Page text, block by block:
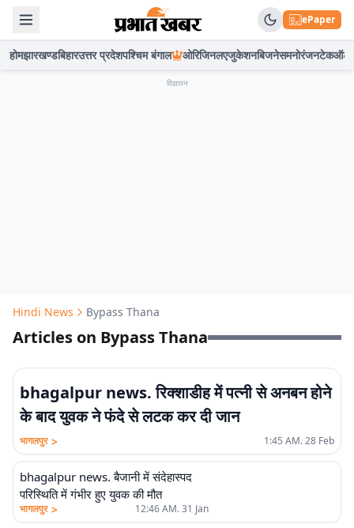
ePaper
होमझारखण्डबिहारउत्तर प्रदेशपश्चिम बंगाल ओरिजिनलएजुकेशनबिजनेसमनोरंजनटेकऑटो
विज्ञापन
Hindi News Bypass Thana
Articles on Bypass Thana
bhagalpur news. रिक्शाडीह में पत्नी से अनबन होने
के बाद युवक ने फंदे से लटक कर दी जान
भागलपुर > 1:45 AM. 28 Feb
bhagalpur news. बैजानी में संदेहास्पद
परिस्थिति में गंभीर हुए युवक की मौत
भागलपुर > 12:46 AM. 31 Jan